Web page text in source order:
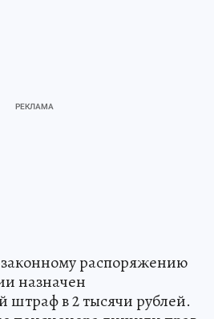
распоряжению
назначен
штраф в 2 тысячи рублей.